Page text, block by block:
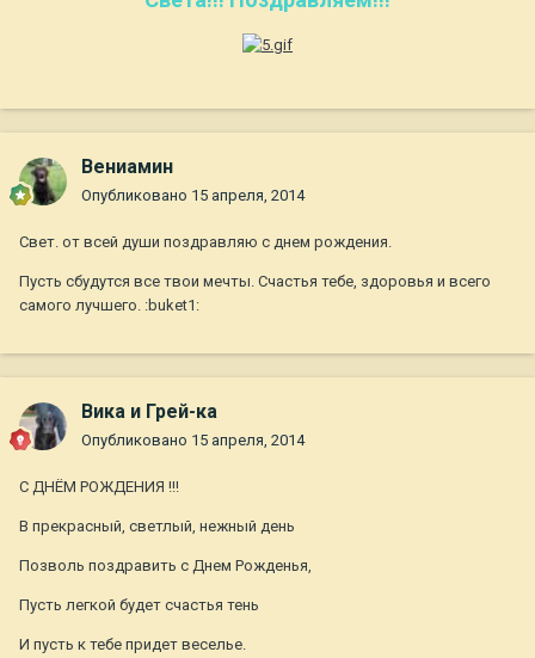
Вениамин
Опубликовано 15 апреля, 2014
Свет. от всей души поздравляю с днем рождения.
Пусть сбудутся все твои мечты. Счастья тебе, здоровья и всего
самого лучшего. :buket1:
Вика и Грей-ка
Опубликовано 15 апреля, 2014
С ДНЁМ РОЖДЕНИЯ !!!
В прекрасный, светлый, нежный день
Позволь поздравить с Днем Рожденья,
Пусть легкой будет счастья тень
И пусть к тебе придет веселье.